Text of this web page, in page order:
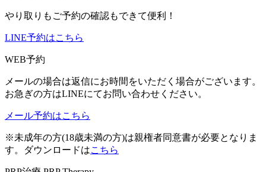
やり取りもご予約の確認もできて便利！
LINE予約はこちら
WEB予約
メールの場合は返信にお時間をいただく場合がございます。
お急ぎの方はLINEにてお問い合わせください。
メール予約はこちら
※未成年の方(18歳未満の方)は親権者同意書が必要となりま
す。ダウンロードはこちら